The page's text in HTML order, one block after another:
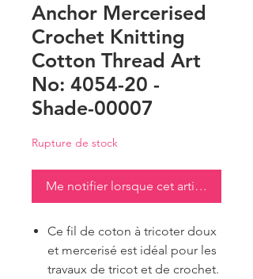
Anchor Mercerised
Crochet Knitting
Cotton Thread Art
No: 4054-20 -
Shade-00007
Rupture de stock
Me notifier lorsque cet article est
Ce fil de coton à tricoter doux
et mercerisé est idéal pour les
travaux de tricot et de crochet.